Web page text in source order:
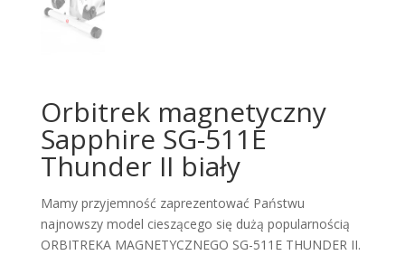
Orbitrek magnetyczny
Sapphire SG-511E
Thunder II biały
Mamy przyjemność zaprezentować Państwu
najnowszy model cieszącego się dużą popularnością
ORBITREKA MAGNETYCZNEGO SG-511E THUNDER II.